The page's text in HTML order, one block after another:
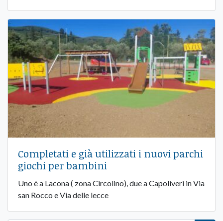
Completati e già utilizzati i nuovi parchi
giochi per bambini
Uno è a Lacona ( zona Circolino), due a Capoliveri in Via
san Rocco e Via delle lecce